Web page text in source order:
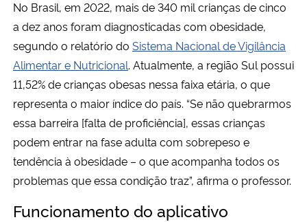
No Brasil, em 2022, mais de 340 mil crianças de cinco
a dez anos foram diagnosticadas com obesidade,
segundo o relatório do Sistema Nacional de Vigilância
Alimentar e Nutricional. Atualmente, a região Sul possui
11,52% de crianças obesas nessa faixa etária, o que
representa o maior índice do país. “Se não quebrarmos
essa barreira [falta de proficiência], essas crianças
podem entrar na fase adulta com sobrepeso e
tendência à obesidade – o que acompanha todos os
problemas que essa condição traz”, afirma o professor.
Funcionamento do aplicativo